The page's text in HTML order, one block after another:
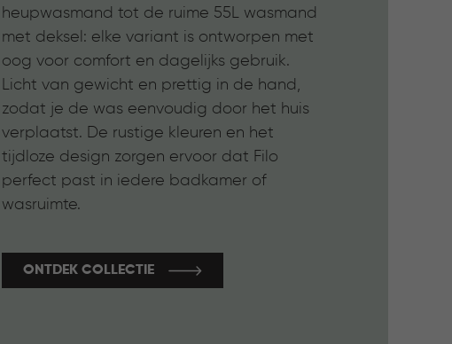
heupwasmand tot de ruime 55L wasmand
met deksel: elke variant is ontworpen met
oog voor comfort en dagelijks gebruik.
Licht van gewicht en prettig in de hand,
zodat je de was eenvoudig door het huis
verplaatst. De rustige kleuren en het
tijdloze design zorgen ervoor dat Filo
perfect past in iedere badkamer of
wasruimte.
ONTDEK COLLECTIE